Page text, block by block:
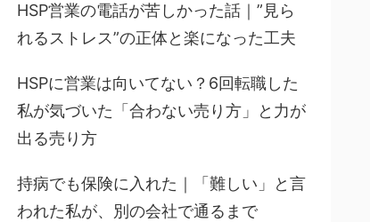
HSP営業の電話が苦しかった話｜”見ら
れるストレス”の正体と楽になった工夫
HSPに営業は向いてない？6回転職した
私が気づいた「合わない売り方」と力が
出る売り方
持病でも保険に入れた｜「難しい」と言
われた私が、別の会社で通るまで